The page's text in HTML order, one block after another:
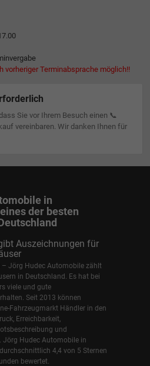
vorheriger Terminabsprache möglich!!
Sie vor Ihrem Besuch einen 📞
vereinbaren. Wir danken Ihnen für
in
der besten
Auszeichnungen für
– Jörg Hudec Automobile zählt
in Deutschland. Es hat bei
viele und gute
Seit 2013 können
Fahrzeugmarkt Händler in den
Erreichbarkeit,
und
Jörg Hudec Automobile in
4,4 von 5 Sternen
bewertet.